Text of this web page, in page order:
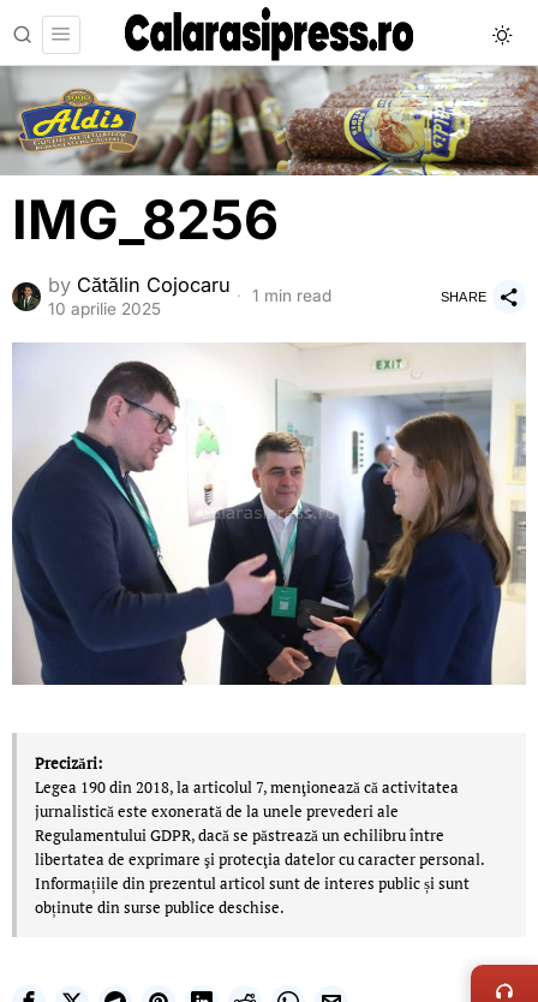
IMG_8256
by Cătălin Cojocaru
10 aprilie 2025
1 min read SHARE
Precizări:
Legea 190 din 2018, la articolul 7, menţionează că activitatea
jurnalistică este exonerată de la unele prevederi ale
Regulamentului GDPR, dacă se păstrează un echilibru între
libertatea de exprimare şi protecţia datelor cu caracter personal.
Informațiile din prezentul articol sunt de interes public și sunt
obținute din surse publice deschise.